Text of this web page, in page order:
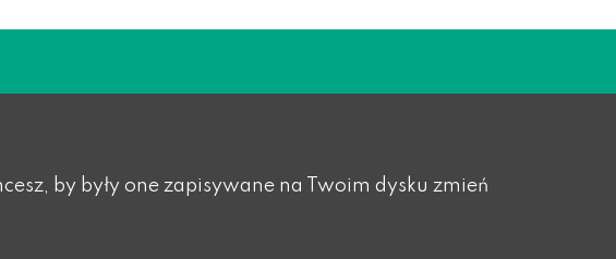
by były one zapisywane na Twoim dysku zmień